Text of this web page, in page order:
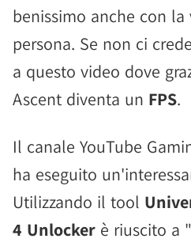
benissimo anche con
persona. Se non ci
a questo video dove
Ascent diventa un FPS.
Il canale YouTube
ha eseguito
Utilizzando il tool
4 Unlocker è riuscito a